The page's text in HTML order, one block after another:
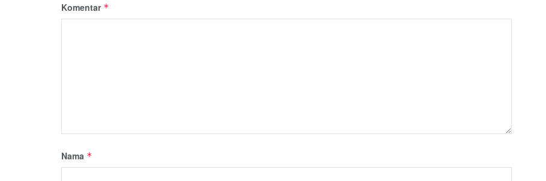
Komentar *
Nama *